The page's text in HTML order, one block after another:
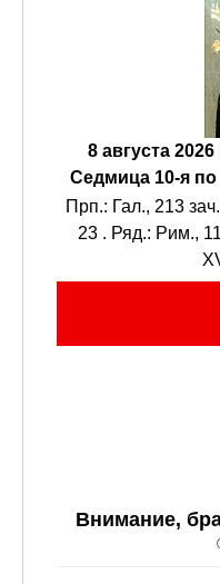
8 августа
Седмица 10-я
Прп.: Гал., 213
23 . Ряд.: Рим.,
Внимание,